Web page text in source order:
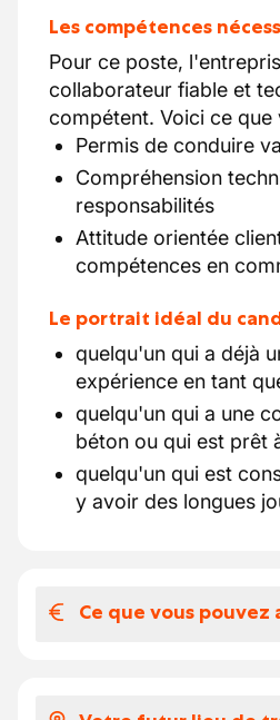
Les compétences
Pour ce poste,
collaborateur fiable et
compétent. Voici ce
Permis de conduire
Compréhension
responsabilités
Attitude orientée
compétences en
Le portrait idéal du
quelqu'un qui a déjà
expérience en tant
quelqu'un qui a une
béton ou qui est prêt
quelqu'un qui est
y avoir des longues
Ce que vous